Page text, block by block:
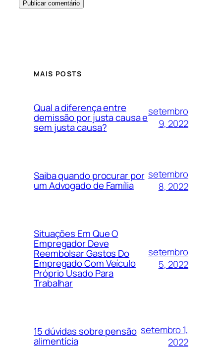
MAIS POSTS
Qual a diferença entre
demissão por justa causa e
sem justa causa?
setembro
9, 2022
Saiba quando procurar por
um Advogado de Família
setembro
8, 2022
Situações Em Que O
Empregador Deve
Reembolsar Gastos Do
Empregado Com Veículo
Próprio Usado Para
Trabalhar
setembro
5, 2022
15 dúvidas sobre pensão
alimentícia
setembro 1,
2022